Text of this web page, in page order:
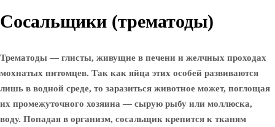
Сосальщики (трематоды)
Трематоды — глисты, живущие в печени и желчных проходах
мохнатых питомцев. Так как яйца этих особей развиваются
лишь в водной среде, то заразиться животное может, поглощая
их промежуточного хозяина — сырую рыбу или моллюска,
воду. Попадая в организм, сосальщик крепится к тканям